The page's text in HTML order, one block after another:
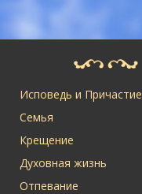
Исповедь и Причастие
Семья
Крещение
Духовная жизнь
Отпевание